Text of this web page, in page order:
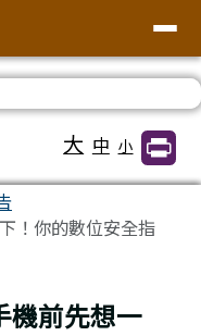
全球資訊網
大 中 小
！你的數位安全指
機前先想一